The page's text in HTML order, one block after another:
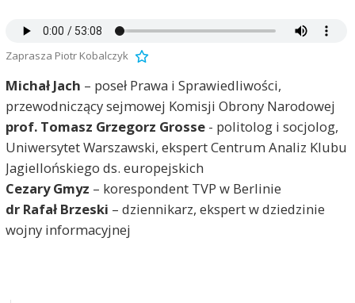
Zaprasza Piotr Kobalczyk
Michał Jach – poseł Prawa i Sprawiedliwości,
przewodniczący sejmowej Komisji Obrony Narodowej
prof. Tomasz Grzegorz Grosse - politolog i socjolog,
Uniwersytet Warszawski, ekspert Centrum Analiz Klubu
Jagiellońskiego ds. europejskich
Cezary Gmyz – korespondent TVP w Berlinie
dr Rafał Brzeski – dziennikarz, ekspert w dziedzinie
wojny informacyjnej